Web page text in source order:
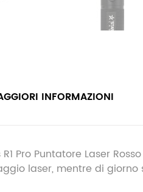
R1 Pro Puntatore Laser
laser, mentre di
INFORMAZIONI